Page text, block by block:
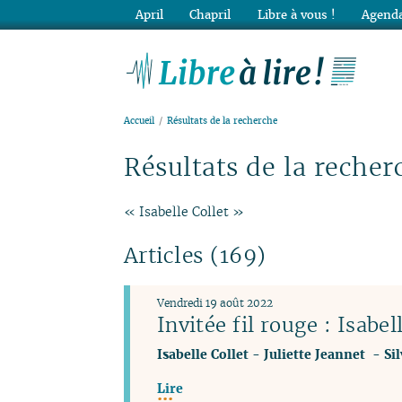
Accueil Résultats de la recherche
Résultats de la
« Isabelle Collet »
Articles (169)
Invitée fil rouge :
Vendredi 19 août 2022
Isabelle Collet- Juliette Jeannet -
Lire
April Chapril Libre à vous !